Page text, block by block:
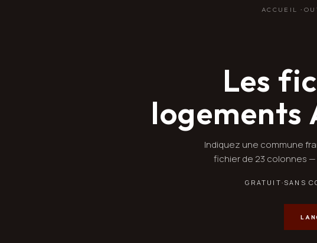
ACCUEIL ·
Les
logements
Indiquez une commune
fichier de 23 colonnes
GRATUIT· SANS